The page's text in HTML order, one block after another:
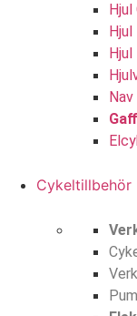
Hjul
Nav
Cykeltillbehör